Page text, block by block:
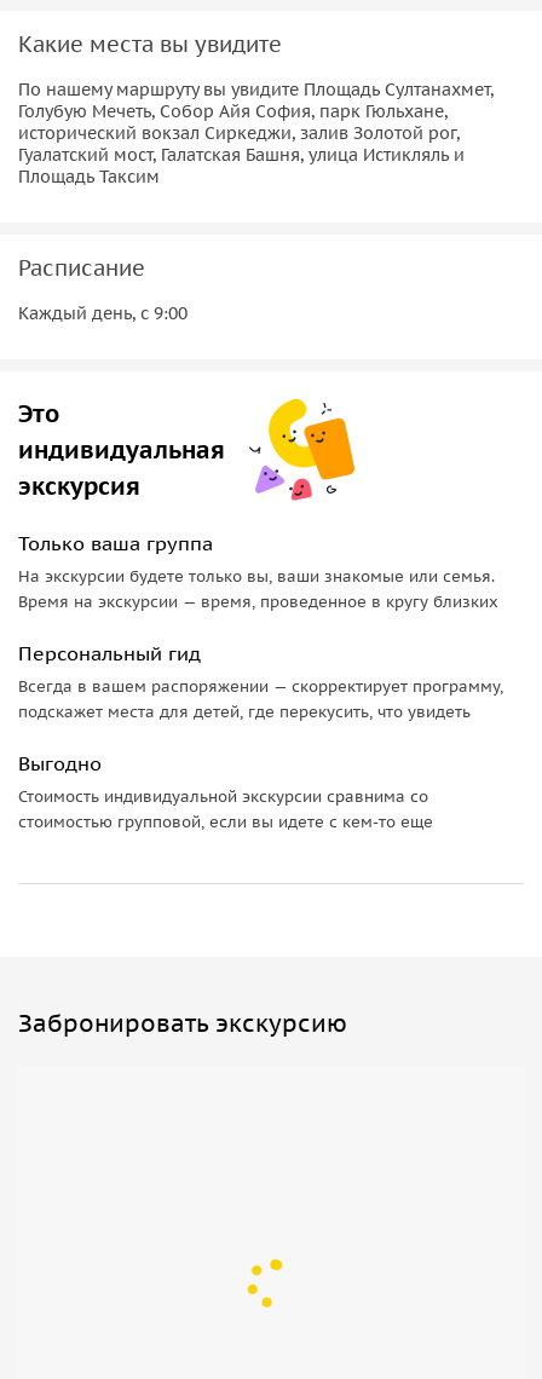
Какие места вы увидите
По нашему маршруту вы увидите Площадь Султанахмет,
Голубую Мечеть, Собор Айя София, парк Гюльхане,
исторический вокзал Сиркеджи, залив Золотой рог,
Гуалатский мост, Галатская Башня, улица Истикляль и
Площадь Таксим
Расписание
Каждый день, с 9:00
Это
индивидуальная
экскурсия
Только ваша группа
На экскурсии будете только вы, ваши знакомые или семья.
Время на экскурсии — время, проведенное в кругу близких
Персональный гид
Всегда в вашем распоряжении — скорректирует программу,
подскажет места для детей, где перекусить, что увидеть
Выгодно
Стоимость индивидуальной экскурсии сравнима со
стоимостью групповой, если вы идете с кем-то еще
Забронировать экскурсию